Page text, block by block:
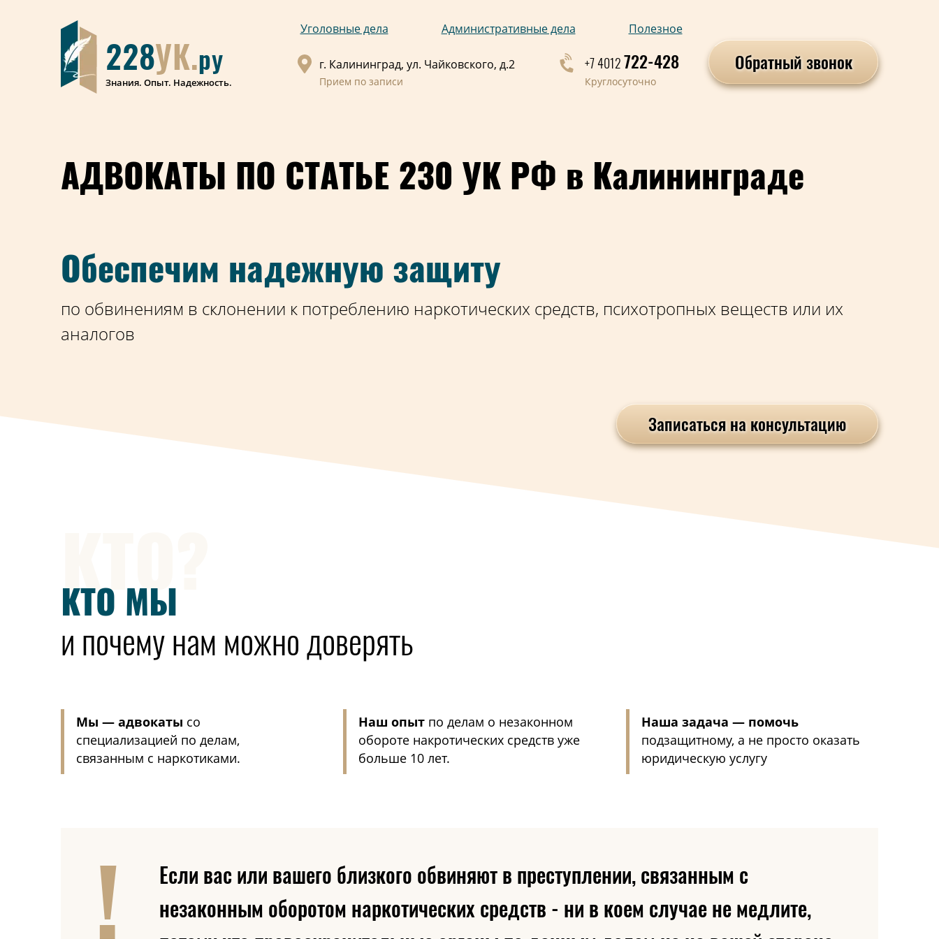
228УК.ру
Знания. Опыт. Надежность.
Уголовные дела Административные дела Полезное
г. Калининград, ул. Чайковского, д.2
Прием по записи
+7 4012722-428
Круглосуточно
Обратный звонок
АДВОКАТЫ ПО СТАТЬЕ 230 УК РФ в Калининграде
Обеспечим надежную защиту
по обвинениям в склонении к потреблению наркотических средств, психотропных веществ или их
аналогов
Записаться на консультацию
КТО?
КТО МЫ
и почему нам можно доверять
Мы — адвокаты со
специализацией по делам,
связанным с наркотиками.
Наш опыт по делам о незаконном
обороте накротических средств уже
больше 10 лет.
Наша задача — помочь
подзащитному, а не просто оказать
юридическую услугу
Если вас или вашего близкого обвиняют в преступлении, связанным с
незаконным оборотом наркотических средств - ни в коем случае не медлите,